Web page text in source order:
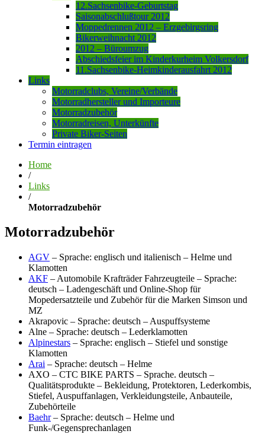
12.Sachsenbike-Geburtstag
Saisonabschlußtour 2012
Moppedrennen 2012 – Erzgebirgsring
Bikerweihnacht 2012
2012 – Büroumzug
Abschiedsfeier im Kinderkurheim Volkersdorf
11.Sachsenbike-Heimkinderausfahrt 2012
Links
Motorradclubs, Vereine/Verbände
Motorradhersteller und Importeure
Motorradzubehör
Motorradreisen, Unterkünfte
Private Biker-Seiten
Termin eintragen
Home
/
Links
/
Motorradzubehör
Motorradzubehör
AGV – Sprache: englisch und italienisch – Helme und
Klamotten
AKF – Automobile Krafträder Fahrzeugteile – Sprache:
deutsch – Ladengeschäft und Online-Shop für
Mopedersatzteile und Zubehör für die Marken Simson und
MZ
Akrapovic – Sprache: deutsch – Auspuffsysteme
Alne – Sprache: deutsch – Lederklamotten
Alpinestars – Sprache: englisch – Stiefel und sonstige
Klamotten
Arai – Sprache: deutsch – Helme
AXO – CTC BIKE PARTS – Sprache. deutsch –
Qualitätsprodukte – Bekleidung, Protektoren, Lederkombis,
Stiefel, Auspuffanlagen, Verkleidungsteile, Anbauteile,
Zubehörteile
Baehr– Sprache: deutsch – Helme und
Funk-/Gegensprechanlagen